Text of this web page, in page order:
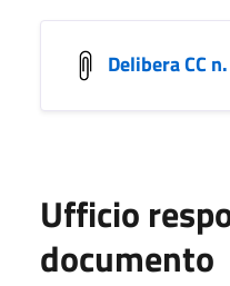
Delibera CC
Ufficio
documento